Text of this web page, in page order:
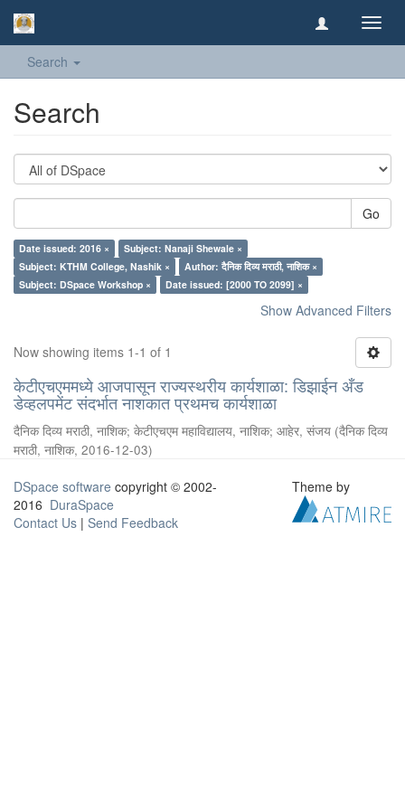
Search
Search
Go
Date issued: 2016 ×
Subject: Nanaji Shewale ×
Subject: KTHM College, Nashik ×
Author: दैनिक दिव्य मराठी, नाशिक ×
Subject: DSpace Workshop ×
Date issued: [2000 TO 2099] ×
Show Advanced Filters
Now showing items 1-1 of 1
केटीएचएममध्ये आजपासून राज्यस्थरीय कार्यशाळा: डिझाईन अँड
डेव्हलपमेंट संदर्भात नाशकात प्रथमच कार्यशाळा
दैनिक दिव्य मराठी, नाशिक; केटीएचएम महाविद्यालय, नाशिक; आहेर, संजय (दैनिक दिव्य
मराठी, नाशिक, 2016-12-03)
DSpace software copyright © 2002-
2016 DuraSpace
Contact Us | Send Feedback
Theme by